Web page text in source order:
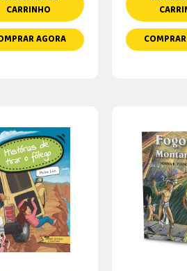
CARRINHO
AGORA